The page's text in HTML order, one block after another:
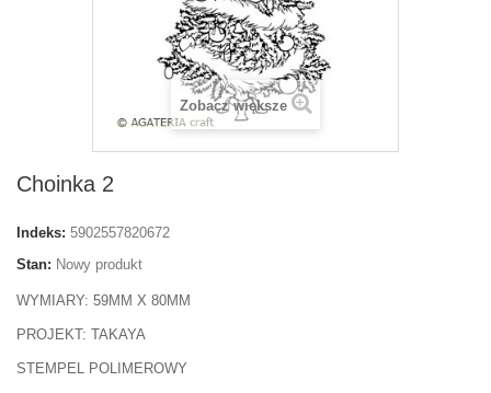
Zobacz większe
Choinka 2
Indeks: 5902557820672
Stan: Nowy produkt
WYMIARY: 59MM X 80MM
PROJEKT: TAKAYA
STEMPEL POLIMEROWY